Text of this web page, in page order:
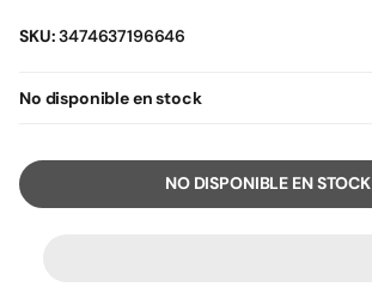
SKU:3474637196646
No disponible en stock
NO DISPONIBLE EN STOCK